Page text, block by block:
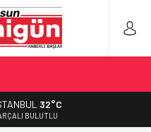
32°C
BULUTLU